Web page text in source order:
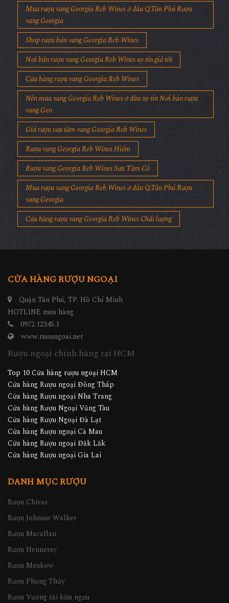
Mua rượu vang Georgia Reb Wines ở đâu Q.Tân Phú Rượu
vang Georgia
Shop rượu bán vang Georgia Reb Wines
Nơi bán rượu vang Georgia Reb Wines uy tín giá tốt
Cửa hàng rượu vang Georgia Reb Wines
Nên mua vang Georgia Reb Wines ở đâu uy tín Nơi bán rượu
vang Geo
Giá rượu sưu tầm vang Georgia Reb Wines
Rượu vang Georgia Reb Wines Hiếm
Rượu vang Georgia Reb Wines Sưu Tầm Cổ
Mua rượu vang Georgia Reb Wines ở đâu Q.Tân Phú Rượu
vang Georgia
Cửa hàng rượu vang Georgia Reb Wines Chất lượng
CỬA HÀNG RƯỢU NGOẠI
Quận Tân Phú, TP. Hồ Chí Minh
HOTLINE mua hàng
0972.12345.1
www.ruoungoai.net
Rượu ngoại chính hãng tại HCM
Top 10 Cửa hàng rượu ngoại HCM
Cửa hàng Rượu ngoại Đồng Tháp
Cửa hàng Rượu ngoại Nha Trang
Cửa hàng Rượu Ngoại Vũng Tàu
Cửa hàng Rượu Ngoại Đà Lạt
Cửa hàng Rượu ngoại Cà Mau
Cửa hàng Rượu ngoại Đăk Lăk
Cửa hàng Rượu ngoại Gia Lai
DANH MỤC RƯỢU
Rượu Chivas
Rượu Johnnie Walker
Rượu Macallan
Rượu Hennessy
Rượu Meukow
Rượu Phong Thủy
Rượu Vương tài kim ngưu